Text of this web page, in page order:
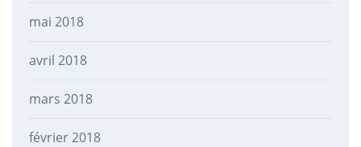
mai 2018
avril 2018
mars 2018
février 2018